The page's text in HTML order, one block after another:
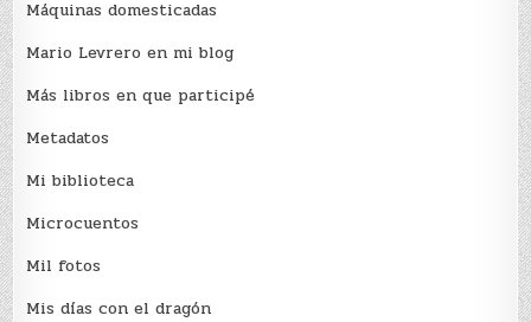
Máquinas domesticadas
Mario Levrero en mi blog
Más libros en que participé
Metadatos
Mi biblioteca
Microcuentos
Mil fotos
Mis días con el dragón